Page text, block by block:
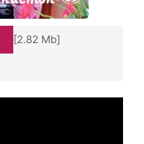
[2.82 Mb]